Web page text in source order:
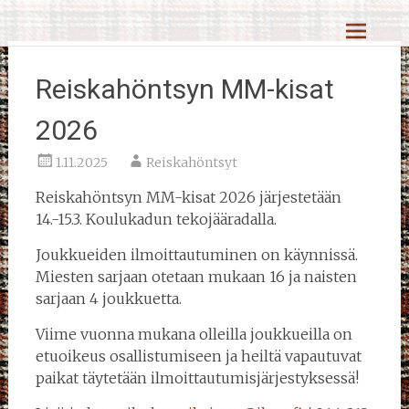
content
Reiskahöntsyn MM-kisat
2026
1.11.2025 Reiskahöntsyt
Reiskahöntsyn MM-kisat 2026 järjestetään
14.-15.3. Koulukadun tekojääradalla.
Joukkueiden ilmoittautuminen on käynnissä.
Miesten sarjaan otetaan mukaan 16 ja naisten
sarjaan 4 joukkuetta.
Viime vuonna mukana olleilla joukkueilla on
etuoikeus osallistumiseen ja heiltä vapautuvat
paikat täytetään ilmoittautumisjärjestyksessä!